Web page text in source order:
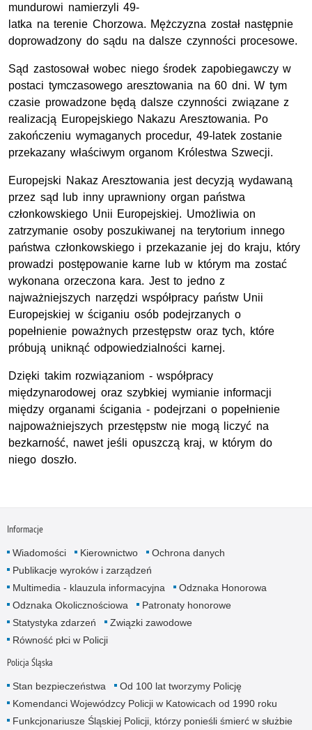
mundurowi namierzyli 49-
latka na terenie Chorzowa. Mężczyzna został następnie
doprowadzony do sądu na dalsze czynności procesowe.
Sąd zastosował wobec niego środek zapobiegawczy w
postaci tymczasowego aresztowania na 60 dni. W tym
czasie prowadzone będą dalsze czynności związane z
realizacją Europejskiego Nakazu Aresztowania. Po
zakończeniu wymaganych procedur, 49-latek zostanie
przekazany właściwym organom Królestwa Szwecji.
Europejski Nakaz Aresztowania jest decyzją wydawaną
przez sąd lub inny uprawniony organ państwa
członkowskiego Unii Europejskiej. Umożliwia on
zatrzymanie osoby poszukiwanej na terytorium innego
państwa członkowskiego i przekazanie jej do kraju, który
prowadzi postępowanie karne lub w którym ma zostać
wykonana orzeczona kara. Jest to jedno z
najważniejszych narzędzi współpracy państw Unii
Europejskiej w ściganiu osób podejrzanych o
popełnienie poważnych przestępstw oraz tych, które
próbują uniknąć odpowiedzialności karnej.
Dzięki takim rozwiązaniom - współpracy
międzynarodowej oraz szybkiej wymianie informacji
między organami ścigania - podejrzani o popełnienie
najpoważniejszych przestępstw nie mogą liczyć na
bezkarność, nawet jeśli opuszczą kraj, w którym do
niego doszło.
Informacje
Wiadomości Kierownictwo
Ochrona danych
Publikacje wyroków i zarządzeń
Multimedia - klauzula informacyjna
Odznaka Honorowa
Odznaka Okolicznościowa
Patronaty honorowe
Statystyka zdarzeń
Związki zawodowe
Równość płci w Policji
Policja Śląska
Stan bezpieczeństwa
Od 100 lat tworzymy Policję
Komendanci Wojewódzcy Policji w Katowicach od 1990 roku
Funkcjonariusze Śląskiej Policji, którzy ponieśli śmierć w służbie